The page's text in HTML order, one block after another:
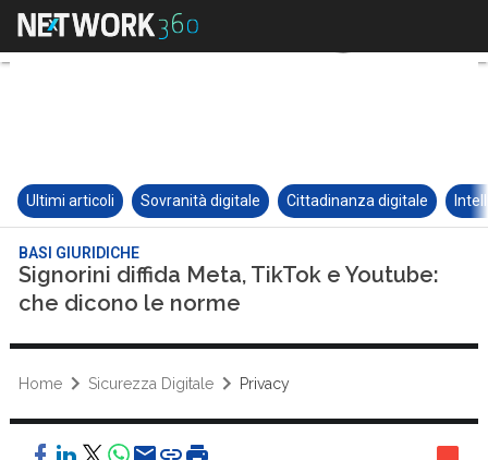
Ultimi articoli Sovranità digitale Cittadinanza digitale
BASI GIURIDICHE
Signorini diffida Meta, TikTok e Youtube:
che dicono le norme
Home Sicurezza Digitale Privacy